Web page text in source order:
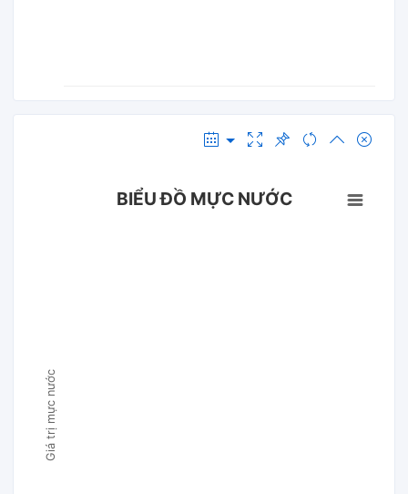
Giá trị mực nước
BIỂU ĐỒ MỰC NƯỚC